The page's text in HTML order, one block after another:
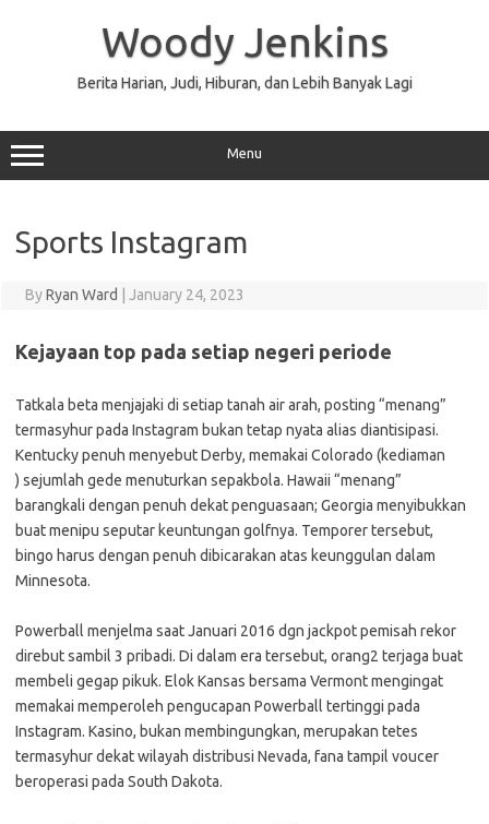
Woody Jenkins
Berita Harian, Judi, Hiburan, dan Lebih Banyak Lagi
Menu
Sports Instagram
ByRyan Ward January 24, 2023
Kejayaan top pada setiap negeri periode
Tatkala beta menjajaki di setiap tanah air arah, posting “menang”
termasyhur pada Instagram bukan tetap nyata alias diantisipasi.
Kentucky penuh menyebut Derby, memakai Colorado (kediaman
) sejumlah gede menuturkan sepakbola. Hawaii “menang”
barangkali dengan penuh dekat penguasaan; Georgia menyibukkan
buat menipu seputar keuntungan golfnya. Temporer tersebut,
bingo harus dengan penuh dibicarakan atas keunggulan dalam
Minnesota.
Powerball menjelma saat Januari 2016 dgn jackpot pemisah rekor
direbut sambil 3 pribadi. Di dalam era tersebut, orang2 terjaga buat
membeli gegap pikuk. Elok Kansas bersama Vermont mengingat
memakai memperoleh pengucapan Powerball tertinggi pada
Instagram. Kasino, bukan membingungkan, merupakan tetes
termasyhur dekat wilayah distribusi Nevada, fana tampil voucer
beroperasi pada South Dakota.